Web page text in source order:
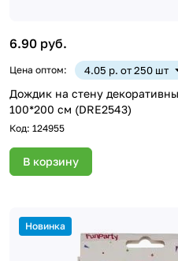
6.90 руб.
Цена оптом: 4.05 р. от 250 шт
Дождик на стену
100*200 см (DRE2543)
Код: 124955
В корзину
Новинка